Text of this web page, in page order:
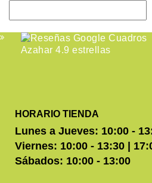
HORARIO TIENDA
Lunes a Jueves: 10:00 -
Viernes: 10:00 - 13:30 |
Sábados: 10:00 - 13:00